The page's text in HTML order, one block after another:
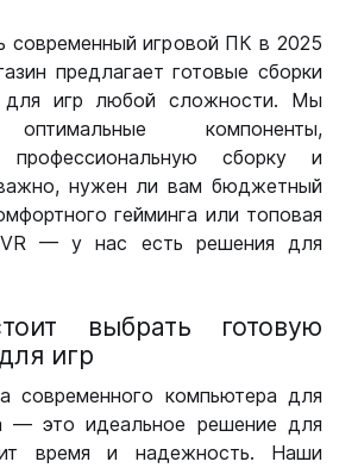
современный игровой ПК в 2025
предлагает готовые сборки
игр любой сложности. Мы
компоненты,
профессиональную сборку и
нужен ли вам бюджетный
гейминга или топовая
— у нас есть решения для
выбрать готовую
игр
современного компьютера для
— это идеальное решение для
время и надежность. Наши